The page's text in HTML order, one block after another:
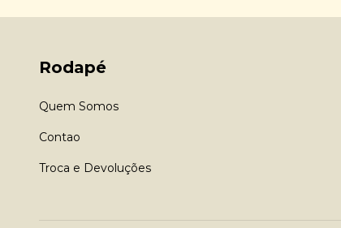
Rodapé
Quem Somos
Contao
Troca e Devoluções